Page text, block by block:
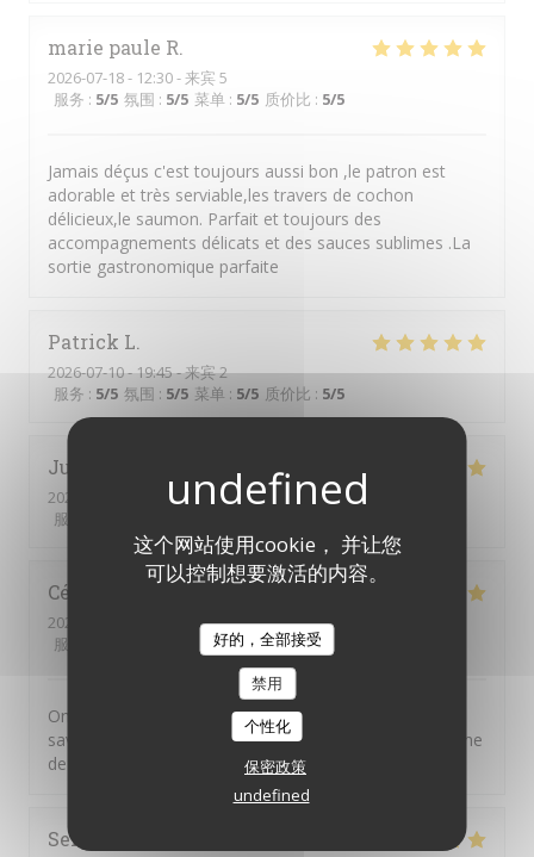
这个网站使用cookie， 并让您
可以控制想要激活的内容。
好的，全部接受
禁用
个性化
保密政策
undefined
marie paule R
2026-07-18- 12:30 - 来宾 5
服务 : 5/5 氛围 : 5/5 菜单 : 5/5 质价比 : 5/5
Jamais déçus c'est toujours aussi bon ,le patron est
adorable et très serviable,les travers de cochon
délicieux,le saumon. Parfait et toujours des
accompagnements délicats et des sauces sublimes .La
sortie gastronomique parfaite
Patrick L
2026-07-10- 19:45 - 来宾 2
服务 : 5/5 氛围 : 5/5 菜单 : 5/5 质价比 : 5/5
Julien
2026-07-11
- 20:00 - 来宾 2
服务
Cécile
2026-07-01
- 20:30 - 来宾 4
服务
菜单:5 /5 质价比:
On n'est jamais déçu chez Chéri-Chérie. Des plats
savoureux, un service par des personnes adorables. Une
de mes adresses préférées.
Serge